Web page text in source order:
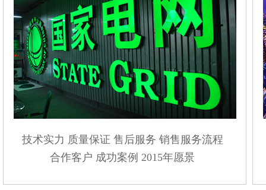
技术实力 质量保证 售后服务 销售服务流程
合作客户 成功案例 2015年愿景